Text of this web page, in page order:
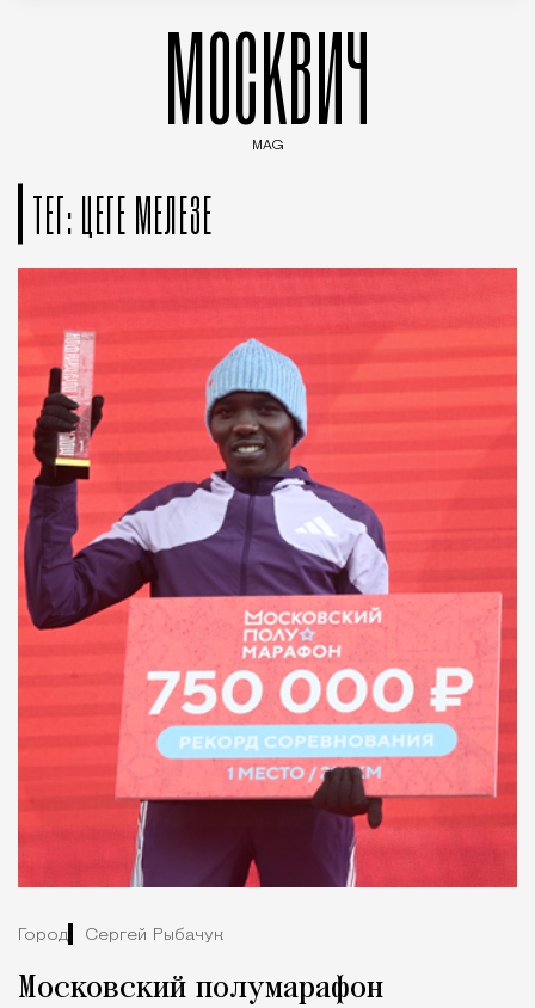
МОСКВИЧ
MAG
ТЕГ: ЦЕГЕ МЕЛЕЗЕ
Город Сергей Рыбачук
Московский полумарафон